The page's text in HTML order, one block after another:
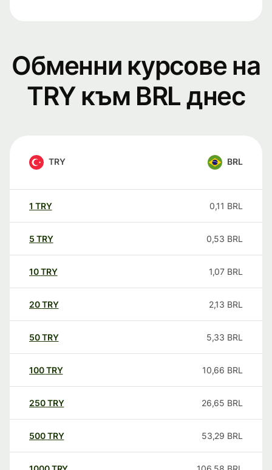
Обменни курсове на
TRY към BRL днес
TRY BRL
1 TRY 0,11 BRL
5 TRY 0,53 BRL
10TRY 1,07 BRL
20TRY 2,13 BRL
50TRY 5,33 BRL
100TRY 10,66 BRL
250TRY 26,65 BRL
500TRY 53,29 BRL